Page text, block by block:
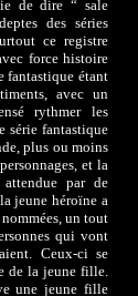
de dire “ sale
des séries
ce registre
force histoire
fantastique étant
avec un
rythmer les
série fantastique
plus ou moins
et la
par de
jeune héroïne a
un tout
qui vont
Ceux-ci se
de la jeune fille.
une jeune fille